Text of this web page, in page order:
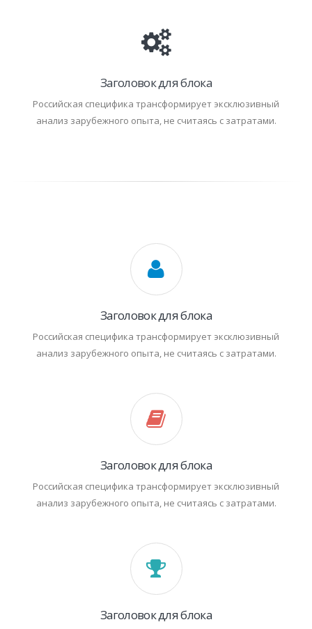
Заголовок для блока
Российская специфика трансформирует эксклюзивный
анализ зарубежного опыта, не считаясь с затратами.
Заголовок для блока
Российская специфика трансформирует эксклюзивный
анализ зарубежного опыта, не считаясь с затратами.
Заголовок для блока
Российская специфика трансформирует эксклюзивный
анализ зарубежного опыта, не считаясь с затратами.
Заголовок для блока